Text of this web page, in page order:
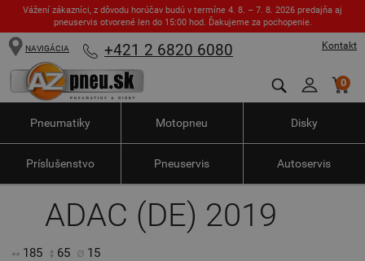
Vážení zákazníci, z dôvodu horúčav budú v termíne 4. 8. – 7. 8. 2026 predajňa aj
pneuservis otvorené len do 15:00 hod. Ďakujeme za pochopenie.
Kontakt
NAVIGÁCIA +421 2 6820 6080
0
Pneumatiky Motopneu Disky
Príslušenstvo Pneuservis Autoservis
ADAC (DE) 2019
185 65
15